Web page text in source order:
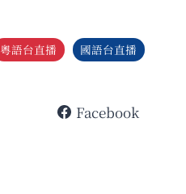
粵語台直播 國語台直播
Facebook